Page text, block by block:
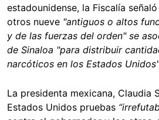
estadounidense, la Fiscalía
otros nueve "antiguos o altos
y de las fuerzas del orden" se
de Sinaloa "para distribuir
narcóticos en los Estados Unidos"
La presidenta mexicana, Claudia
Estados Unidos pruebas